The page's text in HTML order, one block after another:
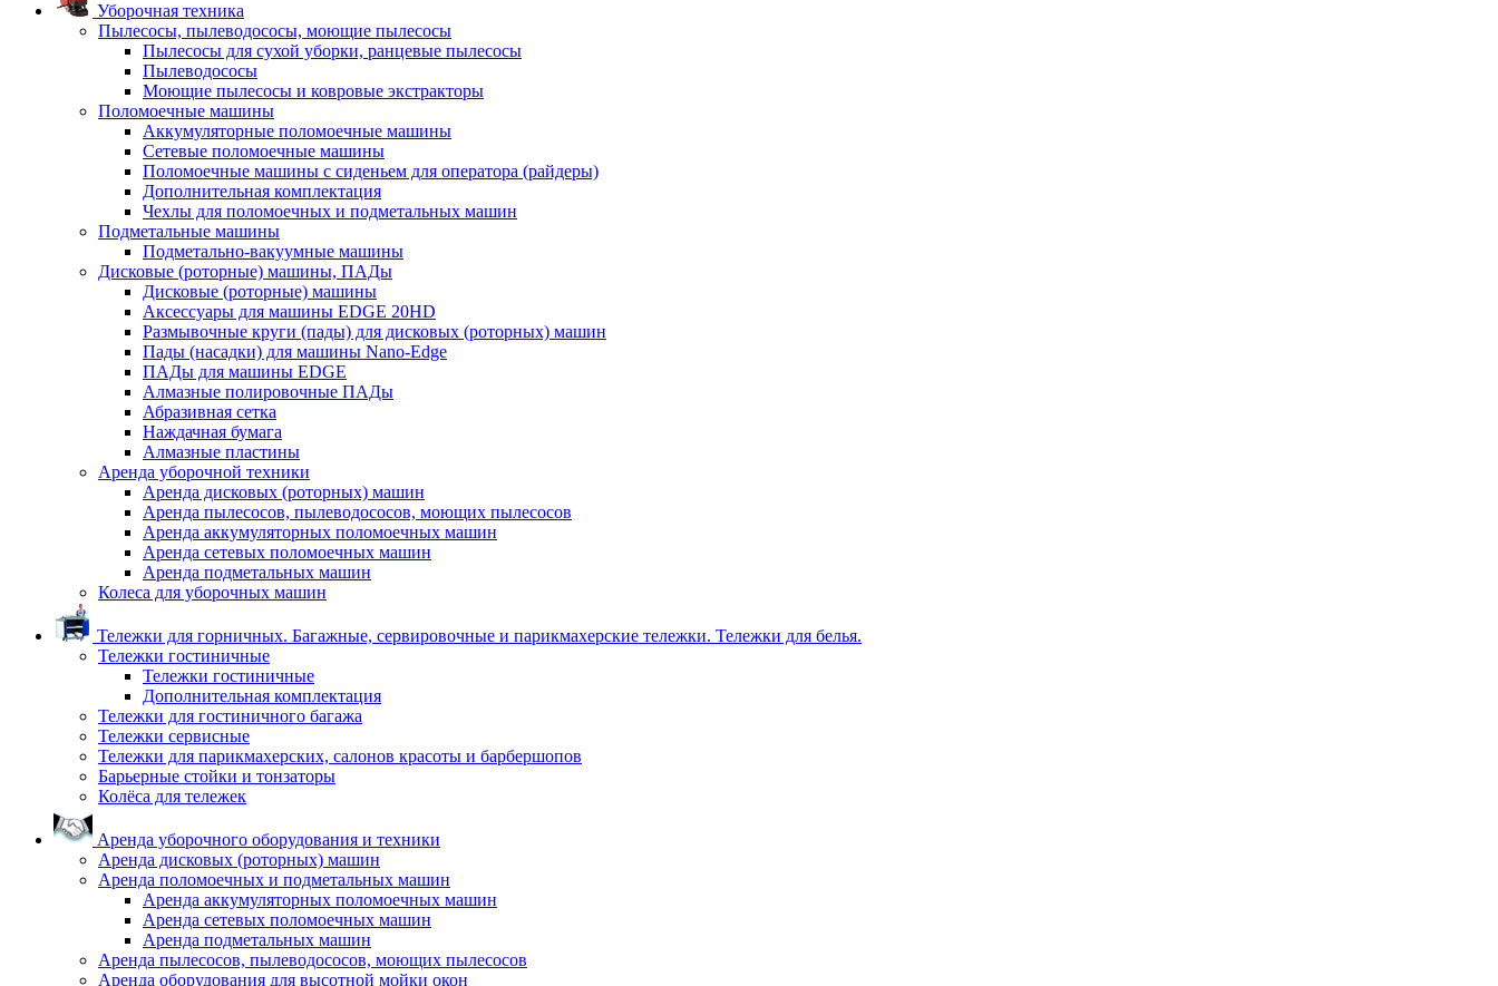
Уборочная техника
Пылесосы, пылеводососы, моющие пылесосы
Пылесосы для сухой уборки, ранцевые пылесосы
Пылеводососы
Моющие пылесосы и ковровые экстракторы
Поломоечные машины
Аккумуляторные поломоечные машины
Сетевые поломоечные машины
Поломоечные машины с сиденьем для оператора (райдеры)
Дополнительная комплектация
Чехлы для поломоечных и подметальных машин
Подметальные машины
Подметально-вакуумные машины
Дисковые (роторные) машины, ПАДы
Дисковые (роторные) машины
Аксессуары для машины EDGE 20HD
Размывочные круги (пады) для дисковых (роторных) машин
Пады (насадки) для машины Nano-Edge
ПАДы для машины EDGE
Алмазные полировочные ПАДы
Абразивная сетка
Наждачная бумага
Алмазные пластины
Аренда уборочной техники
Аренда дисковых (роторных) машин
Аренда пылесосов, пылеводососов, моющих пылесосов
Аренда аккумуляторных поломоечных машин
Аренда сетевых поломоечных машин
Аренда подметальных машин
Колеса для уборочных машин
Тележки для горничных. Багажные, сервировочные и парикмахерские тележки. Тележки для белья.
Тележки гостиничные
Тележки гостиничные
Дополнительная комплектация
Тележки для гостиничного багажа
Тележки сервисные
Тележки для парикмахерских, салонов красоты и барбершопов
Барьерные стойки и тонзаторы
Колёса для тележек
Аренда уборочного оборудования и техники
Аренда дисковых (роторных) машин
Аренда поломоечных и подметальных машин
Аренда аккумуляторных поломоечных машин
Аренда сетевых поломоечных машин
Аренда подметальных машин
Аренда пылесосов, пылеводососов, моющих пылесосов
Аренда оборудования для высотной мойки окон